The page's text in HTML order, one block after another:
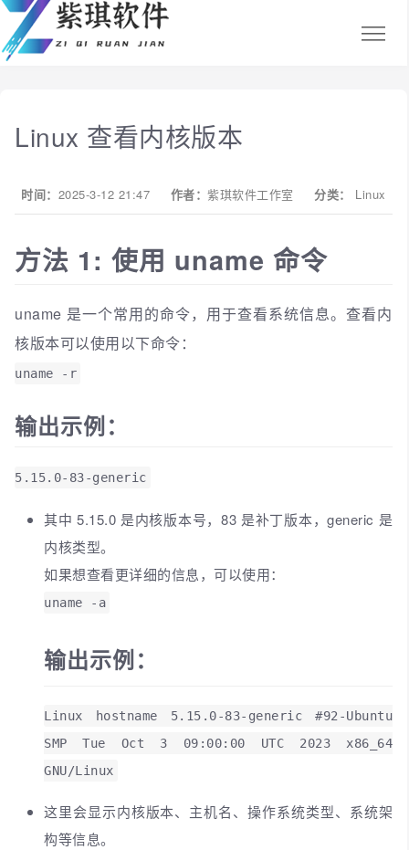
Linux 查看内核版本
时间： 2025-3-12 21:47 作者：紫琪软件工作室 分类： Linux
方法 1: 使用 uname 命令
uname 是一个常用的命令，用于查看系统信息。查看内
核版本可以使用以下命令：
uname -r
输出示例：
5.15.0-83-generic
其中 5.15.0 是内核版本号，83 是补丁版本，generic 是
内核类型。
如果想查看更详细的信息，可以使用：
uname -a
输出示例：
Linux hostname 5.15.0-83-generic #92-Ubuntu
SMP Tue Oct 3 09:00:00 UTC 2023 x86_64
GNU/Linux
这里会显示内核版本、主机名、操作系统类型、系统架
构等信息。